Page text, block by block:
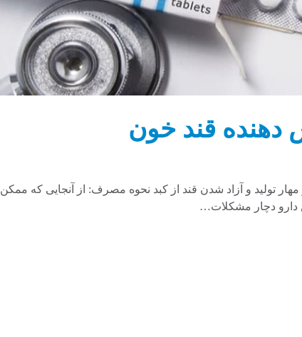
دهنده قند خون
تولید و آزاد شدن قند از کبد نحوه مصرف: از آنجایی که ممکن
دارو دچار مشکلات…